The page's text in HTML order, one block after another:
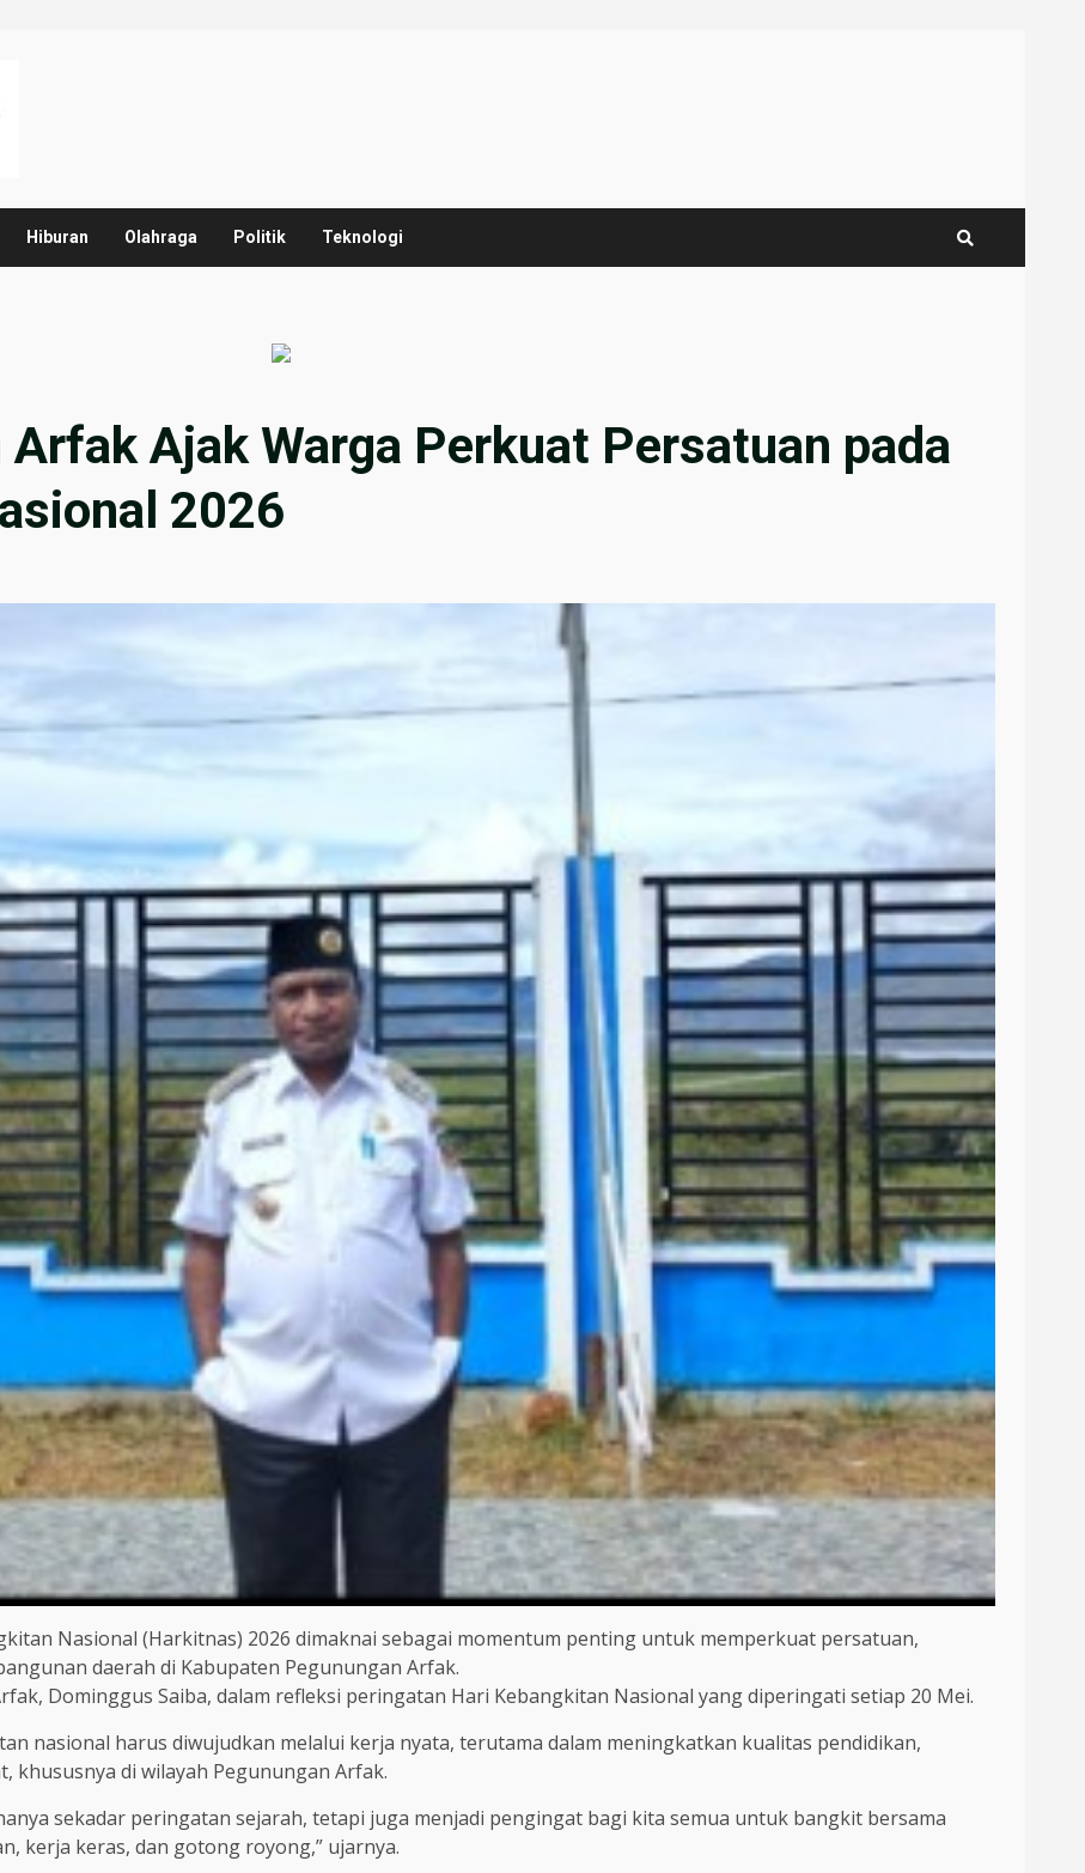
Hiburan Olahraga Politik Teknologi
Ajak Warga Perkuat Persatuan pada
2026
Nasional (Harkitnas) 2026 dimaknai sebagai momentum penting untuk memperkuat persatuan,
daerah di Kabupaten Pegunungan Arfak.
Dominggus Saiba, dalam refleksi peringatan Hari Kebangkitan Nasional yang diperingati setiap 20 Mei.
nasional harus diwujudkan melalui kerja nyata, terutama dalam meningkatkan kualitas pendidikan,
khususnya di wilayah Pegunungan Arfak.
sekadar peringatan sejarah, tetapi juga menjadi pengingat bagi kita semua untuk bangkit bersama
kerja keras, dan gotong royong,” ujarnya.